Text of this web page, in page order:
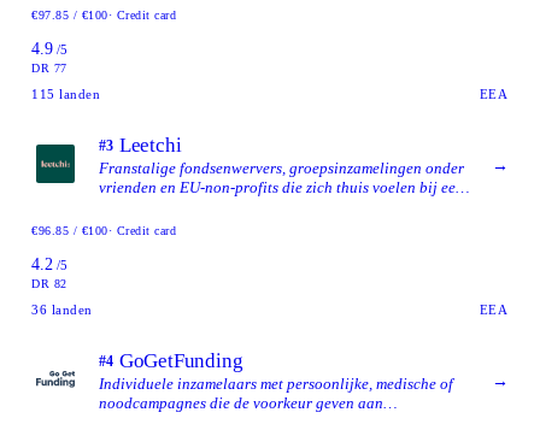
multi-valuta-ondersteuning.
€97.85 / €100· Credit card
4.9 /5
DR 77
115 landen EEA
#3 Leetchi
Franstalige fondsenwervers, groepsinzamelingen onder
vrienden en EU-non-profits die zich thuis voelen bij een
€96.85 / €100· Credit card
4.2 /5
DR 82
36 landen EEA
→
#4 GoGetFunding
Individuele inzamelaars met persoonlijke, medische of
noodcampagnes die de voorkeur geven aan
→